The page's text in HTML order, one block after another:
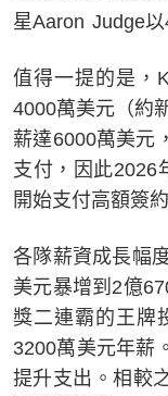
星Aaron Judge
值得一提的是，
4000萬美元（約
薪達6000萬美元
支付，因此2026
開始支付高額簽
各隊薪資成長幅
美元暴增到2億
獎二連霸的王牌
3200萬美元年薪
提升支出。相較